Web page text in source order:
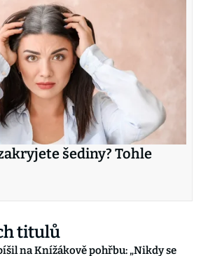
šediny? Tohle
titulů
na Knížákově pohřbu: „Nikdy se